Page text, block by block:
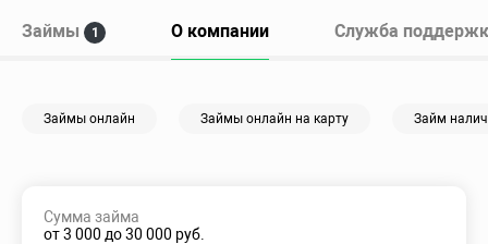
Займы 1 О компании Служба
Займы онлайн Займы онлайн на карту Займ
Сумма займа
от 3 000 до 30 000 руб.